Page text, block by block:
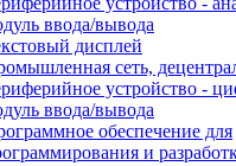
ввода/вывода
дисплей
сеть,
устройство -
ввода/вывода
обеспечение для
и